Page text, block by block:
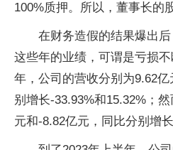
100%质押。所以，董事长的
在财务造假的结果爆出
这些年的业绩，可谓是亏损
年，公司的营收分别为9.62
别增长-33.93%和15.32%；
元和-8.82亿元，同比分别增